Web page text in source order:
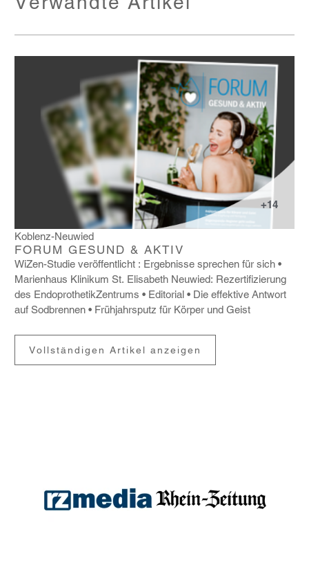
+14
Koblenz-Neuwied
FORUM GESUND & AKTIV
WiZen-Studie veröf­fent­licht : Ergeb­nisse spre­chen für sich
Mari­en­haus Klinikum St. Elisa­beth Neuwied: Rezer­ti­fi­zie­rung
des Endo­pro­the­tik­Zen­trums Edito­rial Die effek­tive Antwort
auf Sodbrennen Früh­jahrs­putz für Körper und Geist
Vollständigen Artikel anzeigen